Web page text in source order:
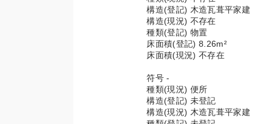
構造(登記) 木造瓦葺平家建
構造(現況) 不存在
種類(登記) 物置
床面積(登記) 8.26m²
床面積(現況) 不存在
符号 -
種類(現況) 便所
構造(登記) 未登記
構造(現況) 木造瓦葺平家建